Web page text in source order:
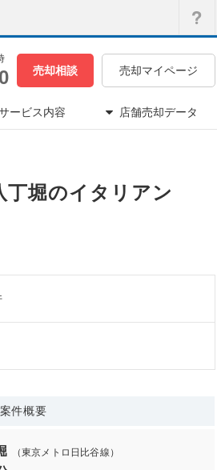
売却相談 売却マイページ
ービス内容 店舗売却データ
丁堀のイタリアン
案件概要
（東京メトロ日比谷線）